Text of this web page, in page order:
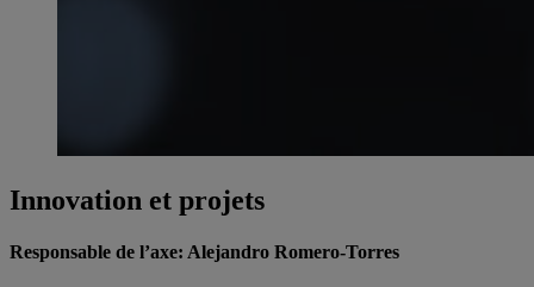
Innovation et projets
Responsable de l’axe: Alejandro Romero-Torres